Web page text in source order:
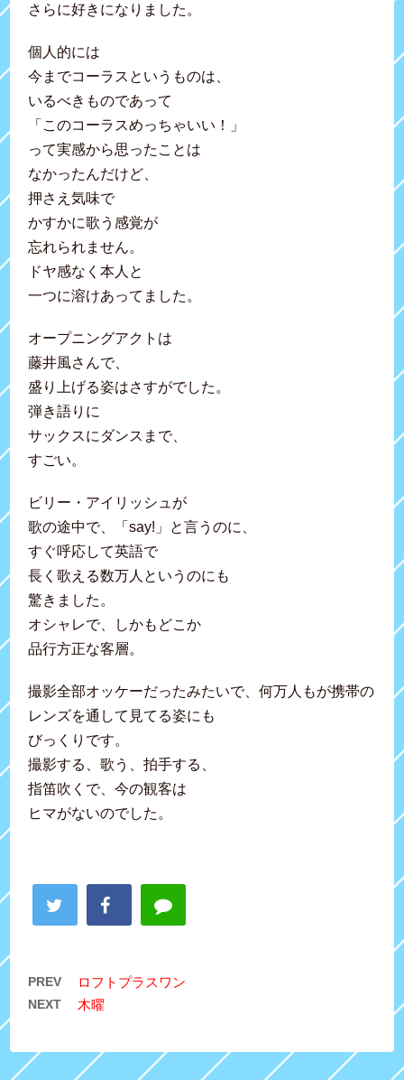
さらに好きになりました。
個人的には
今までコーラスというものは、
いるべきものであって
「このコーラスめっちゃいい！」
って実感から思ったことは
なかったんだけど、
押さえ気味で
かすかに歌う感覚が
忘れられません。
ドヤ感なく本人と
一つに溶けあってました。
オープニングアクトは
藤井風さんで、
盛り上げる姿はさすがでした。
弾き語りに
サックスにダンスまで、
すごい。
ビリー・アイリッシュが
歌の途中で、「say!」と言うのに、
すぐ呼応して英語で
長く歌える数万人というのにも
驚きました。
オシャレで、しかもどこか
品行方正な客層。
撮影全部オッケーだったみたいで、何万人もが携帯の
レンズを通して見てる姿にも
びっくりです。
撮影する、歌う、拍手する、
指笛吹くで、今の観客は
ヒマがないのでした。
PREV ロフトプラスワン
NEXT 木曜